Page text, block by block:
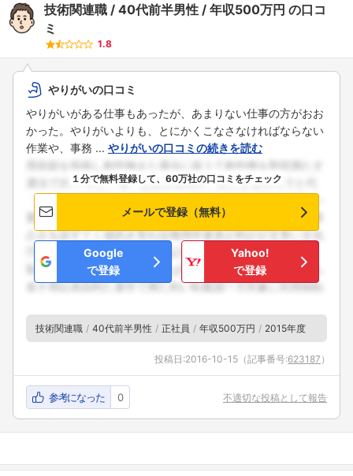
技術関連職 40代前半男性 年収500万円 の口コ
ミ
1.8
やりがいの口コミ
やりがいがある仕事もあったが、あまりない仕事の方がおお
かった。やりがいよりも、とにかくこなさなければならない
作業や、事務 ... やりがいの口コミの続きを読む
１分で無料登録して、60万社の口コミをチェック
メールで登録（無料）
Google
で登録
Yahoo!
で登録
技術関連職 40代前半男性 正社員 年収500万円 2015年度
投稿日:2016-10-15 （記事番号:623187 ）
参考になった 0 不適切な投稿として報告